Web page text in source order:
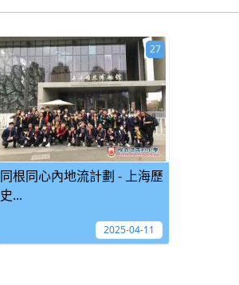
同根同心內地流計劃 - 上海歷
史...
27
2025-04-11